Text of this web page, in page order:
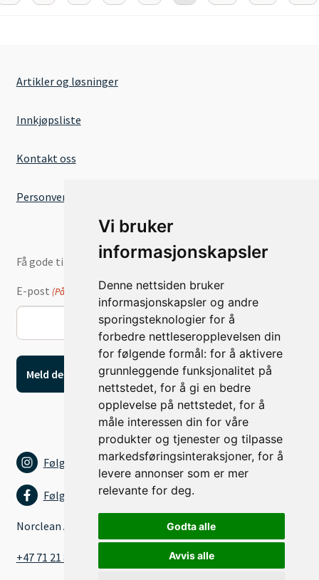
Vi bruker
informasjonskapsler
Denne nettsiden bruker
informasjonskapsler og andre
sporingsteknologier for å
forbedre nettleseropplevelsen din
for følgende formål: for å aktivere
grunnleggende funksjonalitet på
nettstedet, for å gi en bedre
opplevelse på nettstedet, for å
måle interessen din for våre
produkter og tjenester og tilpasse
markedsføringsinteraksjoner, for å
levere annonser som er mer
relevante for deg.
Godta alle
Avvis alle
Artikler og løsninger
Innkjøpsliste
Kontakt oss
Personvernserklæring
Få gode tilbud og nyheter på e-post
E-post (Påkrevd)
Følg oss på Instagram
Følg oss på Facebook
Norclean AS
+47 71 21 80 15